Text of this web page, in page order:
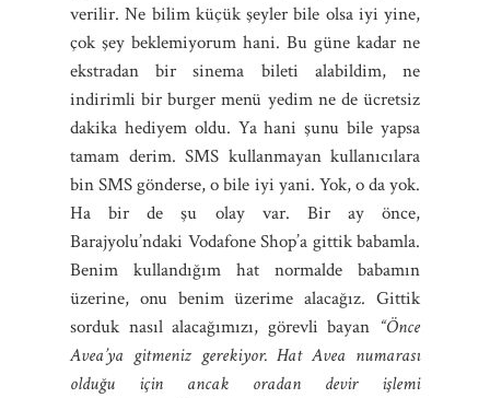
verilir. Ne bilim küçük şeyler bile olsa iyi yine,
çok şey beklemiyorum hani. Bu güne kadar ne
ekstradan bir sinema bileti alabildim, ne
indirimli bir burger menü yedim ne de ücretsiz
dakika hediyem oldu. Ya hani şunu bile yapsa
tamam derim. SMS kullanmayan kullanıcılara
bin SMS gönderse, o bile iyi yani. Yok, o da yok.
Ha bir de şu olay var. Bir ay önce,
Barajyolu’ndaki Vodafone Shop’a gittik babamla.
Benim kullandığım hat normalde babamın
üzerine, onu benim üzerime alacağız. Gittik
sorduk nasıl alacağımızı, görevli bayan “Önce
Avea’ya gitmeniz gerekiyor. Hat Avea numarası
olduğu için ancak oradan devir işlemi